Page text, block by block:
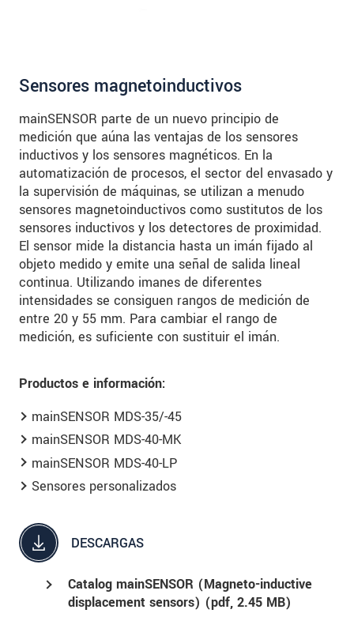
Sensores magnetoinductivos
mainSENSOR parte de un nuevo principio de
medición que aúna las ventajas de los sensores
inductivos y los sensores magnéticos. En la
automatización de procesos, el sector del envasado y
la supervisión de máquinas, se utilizan a menudo
sensores magnetoinductivos como sustitutos de los
sensores inductivos y los detectores de proximidad.
El sensor mide la distancia hasta un imán fijado al
objeto medido y emite una señal de salida lineal
continua. Utilizando imanes de diferentes
intensidades se consiguen rangos de medición de
entre 20 y 55 mm. Para cambiar el rango de
medición, es suficiente con sustituir el imán.
Productos e información:
mainSENSOR MDS-35/-45
mainSENSOR MDS-40-MK
mainSENSOR MDS-40-LP
Sensores personalizados
DESCARGAS
Catalog mainSENSOR (Magneto-inductive
displacement sensors) (pdf, 2.45 MB)